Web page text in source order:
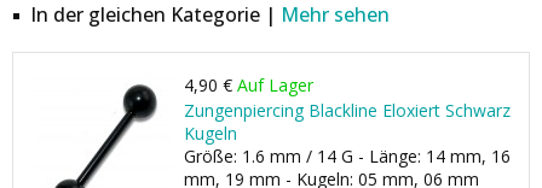
In der gleichen Kategorie | Mehr sehen
4,90 € Auf Lager
Zungenpiercing Blackline Eloxiert Schwarz
Kugeln
Größe: 1.6 mm / 14 G - Länge: 14 mm, 16
mm, 19 mm - Kugeln: 05 mm, 06 mm